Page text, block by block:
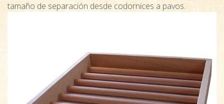
tamaño de separación desde codornices a pavos.